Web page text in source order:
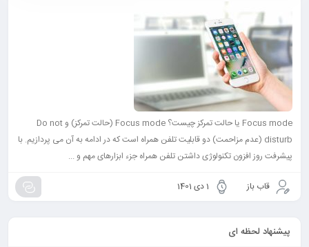
Focus mode یا حالت تمرکز چیست؟ Focus mode (حالت تمرکز) و Do not
disturb (عدم مزاحمت) دو قابلیت تلفن همراه است که در ادامه به آن می پردازیم. با
پیشرفت روز افزون تکنولوژی داشتن تلفن همراه جزء ابزارهای مهم و ...
قاب باز 1 دی 1401
پیشنهاد لحظه ای